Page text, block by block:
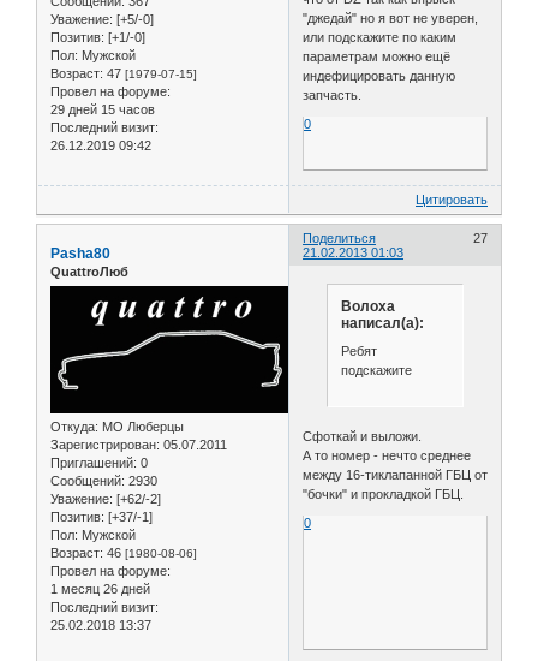
Уважение: [+5/-0]
Позитив: [+1/-0]
Пол: Мужской
Возраст: 47 [1979-07-15]
Провел на форуме:
29 дней 15 часов
Последний визит:
26.12.2019 09:42
"джедай" но я вот не уверен,
или подскажите по каким
параметрам можно ещё
индефицировать данную
запчасть.
0
Цитировать
Поделиться
27
21.02.2013 01:03
Pasha80
QuattroЛюб
Откуда: МО Люберцы
Зарегистрирован: 05.07.2011
Приглашений: 0
Сообщений: 2930
Уважение: [+62/-2]
Позитив: [+37/-1]
Пол: Мужской
Возраст: 46 [1980-08-06]
Провел на форуме:
1 месяц 26 дней
Последний визит:
25.02.2018 13:37
Волоха
написал(а):
Ребят
подскажите
Сфоткай и выложи.
А то номер - нечто среднее
между 16-тиклапанной ГБЦ от
"бочки" и прокладкой ГБЦ.
0